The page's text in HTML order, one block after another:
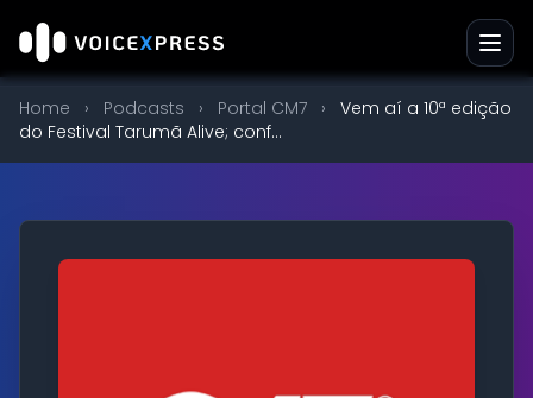
Home › Podcasts › Portal CM7 ›
Vem aí a 10ª edição
do Festival Tarumã Alive; conf...